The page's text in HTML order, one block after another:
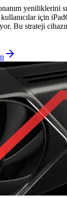
yeniliklerini
için
Bu strateji